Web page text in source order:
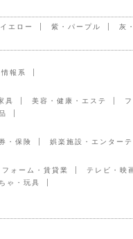
エロー 紫・パープル 灰
報系
具 美容・健康・エステ
・保険 娯楽施設・エンターテ
ォーム・賃貸業 テレビ・映
ゃ・玩具